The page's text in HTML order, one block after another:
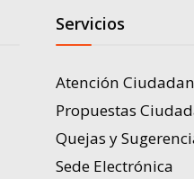
Servicios
Atención
Propuestas
Quejas y
Sede Electrónica